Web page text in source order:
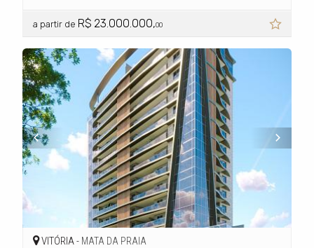
a partir de R$ 23.000.000,00
VITÓRIA - MATA DA PRAIA